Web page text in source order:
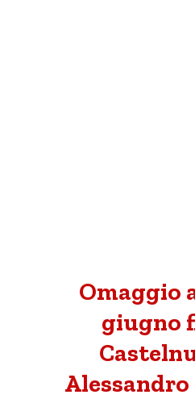
Omaggio
giugno
Alessandro